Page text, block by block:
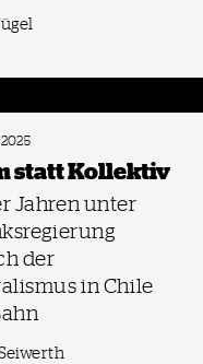
statt Kollektiv
Jahren unter
der
in Chile